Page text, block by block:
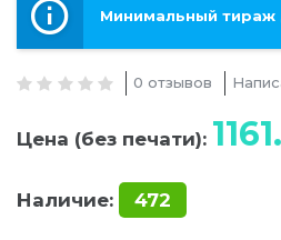
Минимальный тираж
0 отзывов
Цена (без печати):
Наличие: 472